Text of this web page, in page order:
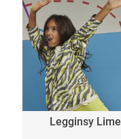
Legginsy Lime